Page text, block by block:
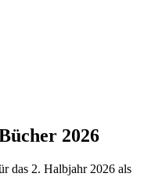
2026
das 2. Halbjahr 2026 als